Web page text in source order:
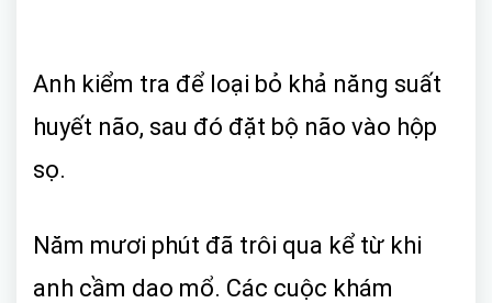
Anh kiểm tra để loại bỏ khả năng suất
huyết não, sau đó đặt bộ não vào hộp
sọ.
Năm mươi phút đã trôi qua kể từ khi
anh cầm dao mổ. Các cuộc khám